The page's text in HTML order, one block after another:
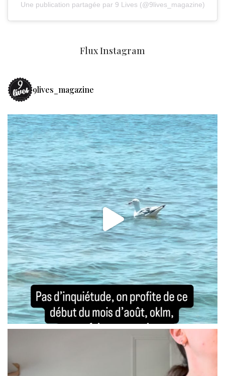
Une publication partagée par 9 Lives (@9lives_magazine)
Flux Instagram
9lives_magazine